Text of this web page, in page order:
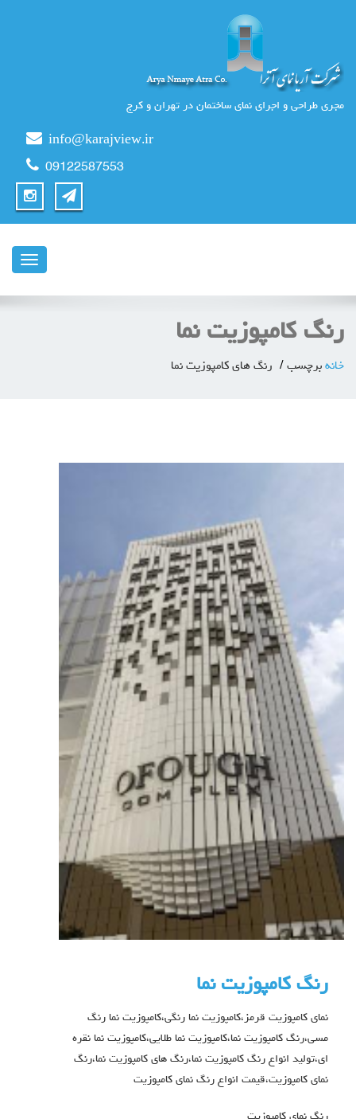
مجری طراحی و اجرای نمای ساختمان در تهران و کرج
info@karajview.ir
09122587553
ناوبری
رنگ کامپوزیت نما
خانه برچسب رنگ های کامپوزیت نما
رنگ کامپوزیت نما
نمای کامپوزیت قرمز،کامپوزیت نما رنگی،کامپوزیت نما رنگ
مسی،رنگ کامپوزیت نما،کامپوزیت نما طلایی،کامپوزیت نما نقره
ای،تولید انواع رنگ کامپوزیت نما،رنگ های کامپوزیت نما،رنگ
نمای کامپوزیت،قیمت انواع رنگ نمای کامپوزیت